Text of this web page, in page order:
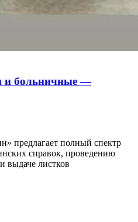
и больничные —
предлагает полный спектр
справок, проведению
выдаче листков